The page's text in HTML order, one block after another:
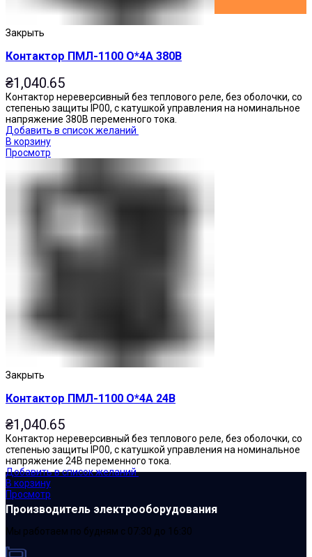
Закрыть
Контактор ПМЛ-1100 О*4А 380В
₴1,040.65
Контактор нереверсивный без теплового реле, без оболочки, со
степенью защиты IP00, с катушкой управления на номинальное
напряжение 380В переменного тока.
Добавить в список желаний
В корзину
Просмотр
Закрыть
Контактор ПМЛ-1100 О*4А 24В
₴1,040.65
Контактор нереверсивный без теплового реле, без оболочки, со
степенью защиты IP00, с катушкой управления на номинальное
напряжение 24В переменного тока.
Добавить в список желаний
В корзину
Просмотр
Производитель электрооборудования
Мы работаем по будням с 07:30 до 16:30